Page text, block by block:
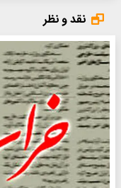
نقد و نظر